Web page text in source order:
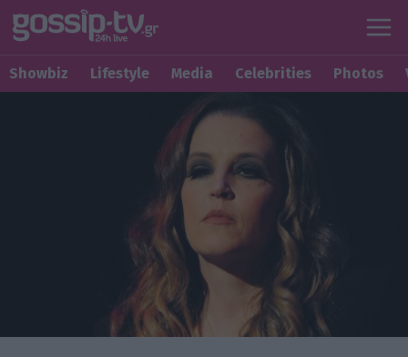
Showbiz Lifestyle Media Celebrities Photos